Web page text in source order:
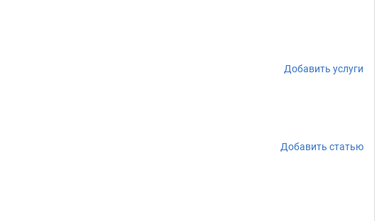
Добавить услуги
Добавить статью